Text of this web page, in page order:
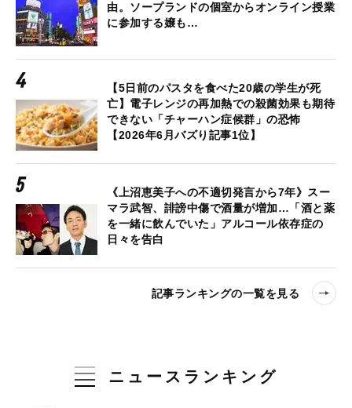
由。ソープランドの個室からオンライン授業
に参加する嬢も…
【5日前のパスタを食べた20歳の学生が死
亡】電子レンジの再加熱での殺菌効果も期待
できない「チャーハン症候群」の恐怖
【2026年6月バズり記事1位】
《上沼恵美子への不適切発言から7年》スー
マラ武智、誹謗中傷で酒量が増加…「酒と薬
を一緒に飲んでいた」アルコール依存症の
日々を告白
記事ランキングの一覧を見る
ニュースランキング